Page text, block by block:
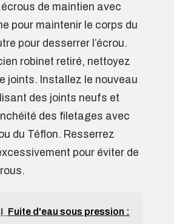
de maintien avec
pour maintenir le corps du
pour desserrer l’écrou.
robinet retiré, nettoyez
joints. Installez le nouveau
des joints neufs et
des filetages avec
du Téflon. Resserrez
pour éviter de
Fuite d'eau sous pression :